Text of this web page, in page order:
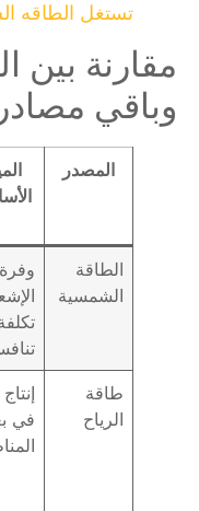
تستغل الطاقه
مقارنة بين
وباقي مصادر
المصدر
الميزة
الطاقة
الشمسية
وفرة
تكلفة
تنافسية
طاقة
الرياح
إنتاج
في